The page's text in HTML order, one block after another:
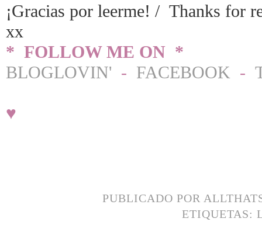
¡Gracias por leerme! / Thanks for
xx
* FOLLOW ME ON *
BLOGLOVIN' - FACEBOOK -
♥
PUBLICADO POR
ETIQUETAS: